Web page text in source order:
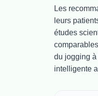
Les
leurs
études
du jogging à
intelligente